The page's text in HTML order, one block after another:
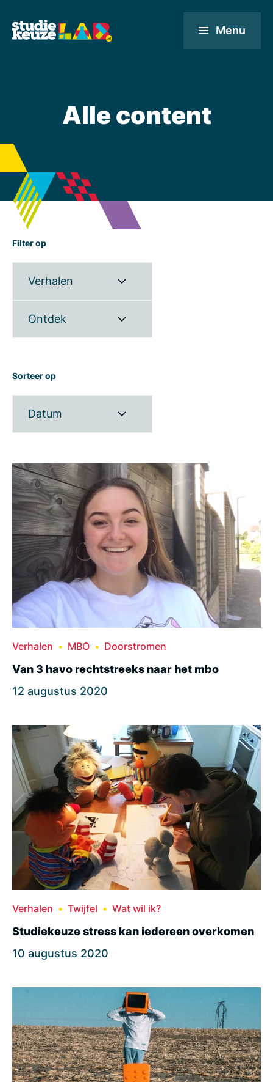
Menu
Alle content
Filter op
Verhalen
Ontdek
Sorteer op
Datum
Verhalen MBO Doorstromen
Van 3 havo rechtstreeks naar het mbo
12 augustus 2020
Verhalen Twijfel Wat wil ik?
Studiekeuze stress kan iedereen overkomen
10 augustus 2020